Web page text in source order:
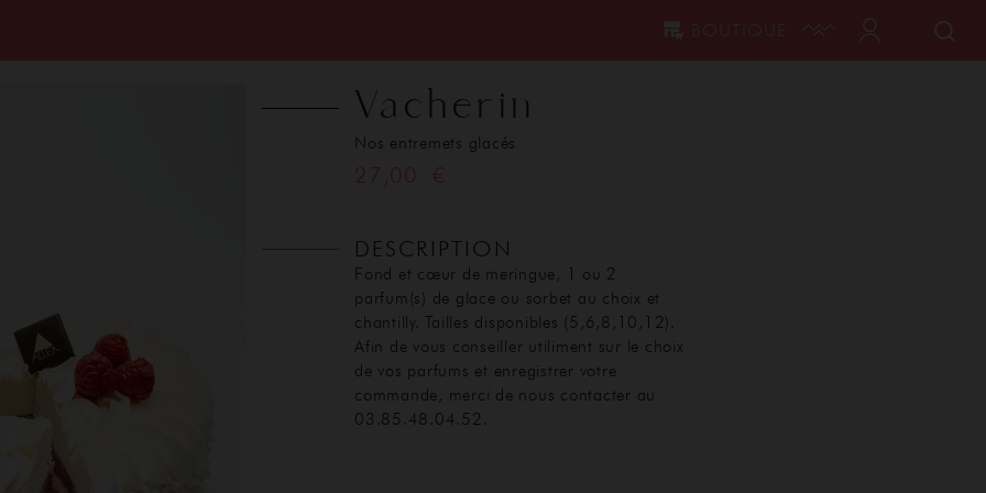
Vacherin
Nos entremets glacés
DESCRIPTION
Fond et cœur de meringue, 1 ou 2
parfum(s) de glace ou sorbet au choix et
chantilly. Tailles disponibles (5,6,8,10,12).
Afin de vous conseiller utiliment sur le choix
de vos parfums et enregistrer votre
commande, merci de nous contacter au
03.85.48.04.52.